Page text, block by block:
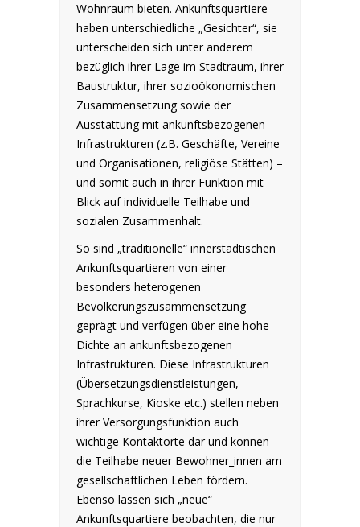
Wohnraum bieten. Ankunftsquartiere
haben unterschiedliche „Gesichter“, sie
unterscheiden sich unter anderem
bezüglich ihrer Lage im Stadtraum, ihrer
Baustruktur, ihrer sozioökonomischen
Zusammensetzung sowie der
Ausstattung mit ankunftsbezogenen
Infrastrukturen (z.B. Geschäfte, Vereine
und Organisationen, religiöse Stätten) –
und somit auch in ihrer Funktion mit
Blick auf individuelle Teilhabe und
sozialen Zusammenhalt.
So sind „traditionelle“ innerstädtischen
Ankunftsquartieren von einer
besonders heterogenen
Bevölkerungszusammensetzung
geprägt und verfügen über eine hohe
Dichte an ankunftsbezogenen
Infrastrukturen. Diese Infrastrukturen
(Übersetzungsdienstleistungen,
Sprachkurse, Kioske etc.) stellen neben
ihrer Versorgungsfunktion auch
wichtige Kontaktorte dar und können
die Teilhabe neuer Bewohner_innen am
gesellschaftlichen Leben fördern.
Ebenso lassen sich „neue“
Ankunftsquartiere beobachten, die nur